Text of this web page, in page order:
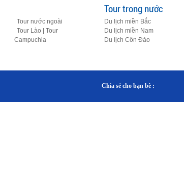
Tour nước ngoài
Tour Lào | Tour
Campuchia
Tour trong nước
Du lịch miền Bắc
Du lịch miền Nam
Du lịch Côn Đảo
Chia sẻ cho bạn bè :